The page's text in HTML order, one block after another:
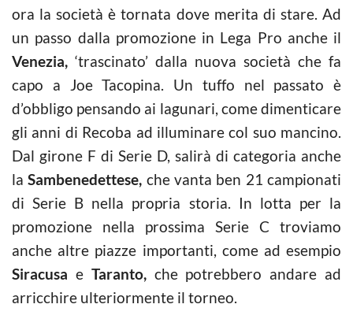
ora la società è tornata dove merita di stare. Ad
un passo dalla promozione in Lega Pro anche il
Venezia, ‘trascinato’ dalla nuova società che fa
capo a Joe Tacopina. Un tuffo nel passato è
d’obbligo pensando ai lagunari, come dimenticare
gli anni di Recoba ad illuminare col suo mancino.
Dal girone F di Serie D, salirà di categoria anche
laSambenedettese, che vanta ben 21 campionati
di Serie B nella propria storia. In lotta per la
promozione nella prossima Serie C troviamo
anche altre piazze importanti, come ad esempio
Siracusa e Taranto,che potrebbero andare ad
arricchire ulteriormente il torneo.